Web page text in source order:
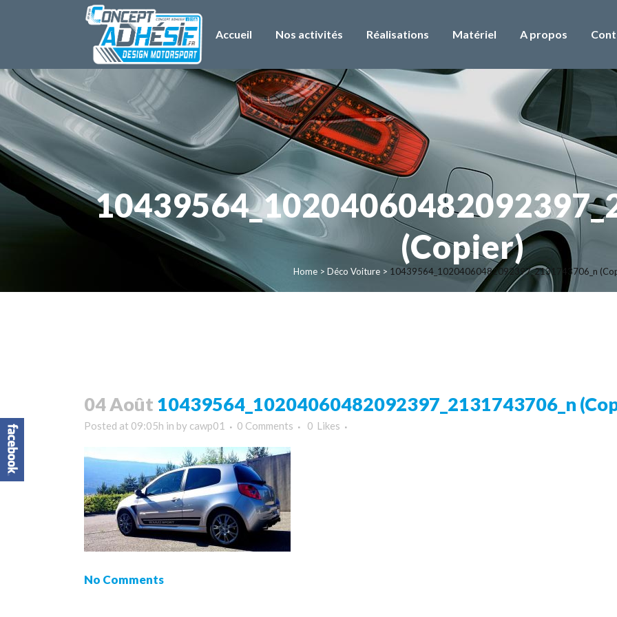
Accueil Nos activités Réalisations Matériel A propos
(Copier)
Home> Déco Voiture> 10439564_10204060482092397_2131743706_n
04 Août 10439564_10204060482092397_2131743706_n
Posted at 09:05h in by cawp01 0 Comments 0 Likes
No Comments